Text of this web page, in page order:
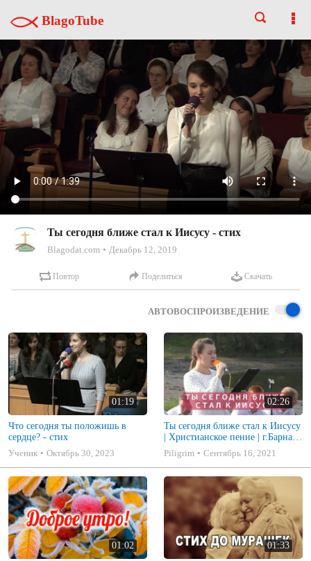
BlagoTube
Ты сегодня ближе стал к Иисусу - стих
Blagodat.com Декабрь 12, 2019
Повтор Поделиться Скачать
АВТОВОСПРОИЗВЕДЕНИЕ
01:19
Что сегодня ты положишь в
сердце? - стих
Ученик
Октябрь 30, 2023
02:26
Ты сегодня ближе стал к Иисусу
| Христианское пение | г.Барнаул
| МСЦ ЕХБ
Piligrim Сентябрь 16, 2021
01:02 01:33